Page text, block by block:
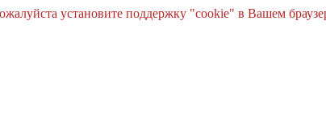
установите поддержку "cookie" в Вашем